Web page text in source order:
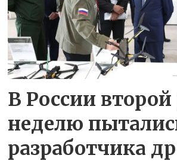
В России второй
неделю
разработчика